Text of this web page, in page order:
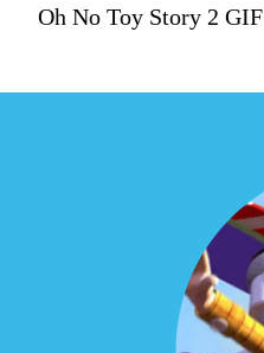
Oh No Toy Story 2 GIF